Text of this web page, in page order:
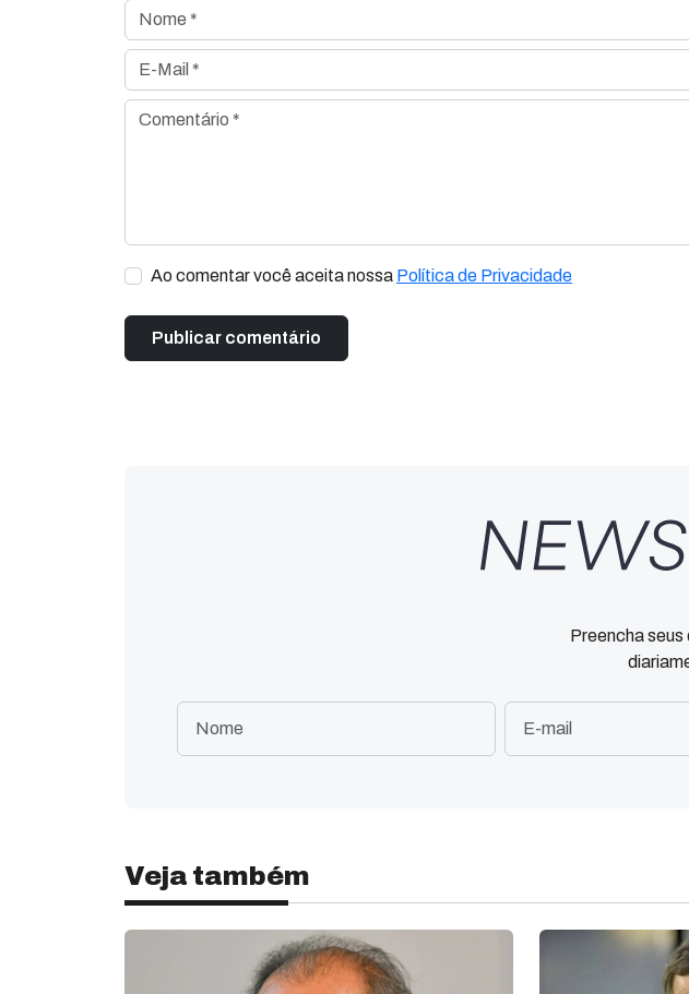
Nome *
E-Mail *
Comentário *
Ao comentar você aceita nossa Política de Privacidade
Preencha seus
Veja também